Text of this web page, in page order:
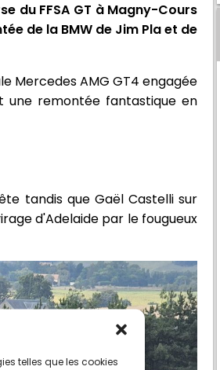
telles que les cookies
du FFSA GT à Magny-Cours
de la BMW de Jim Pla et de
Mercedes AMG GT4 engagée
une remontée fantastique en
tandis que Gaël Castelli sur
d'Adelaide par le fougueux